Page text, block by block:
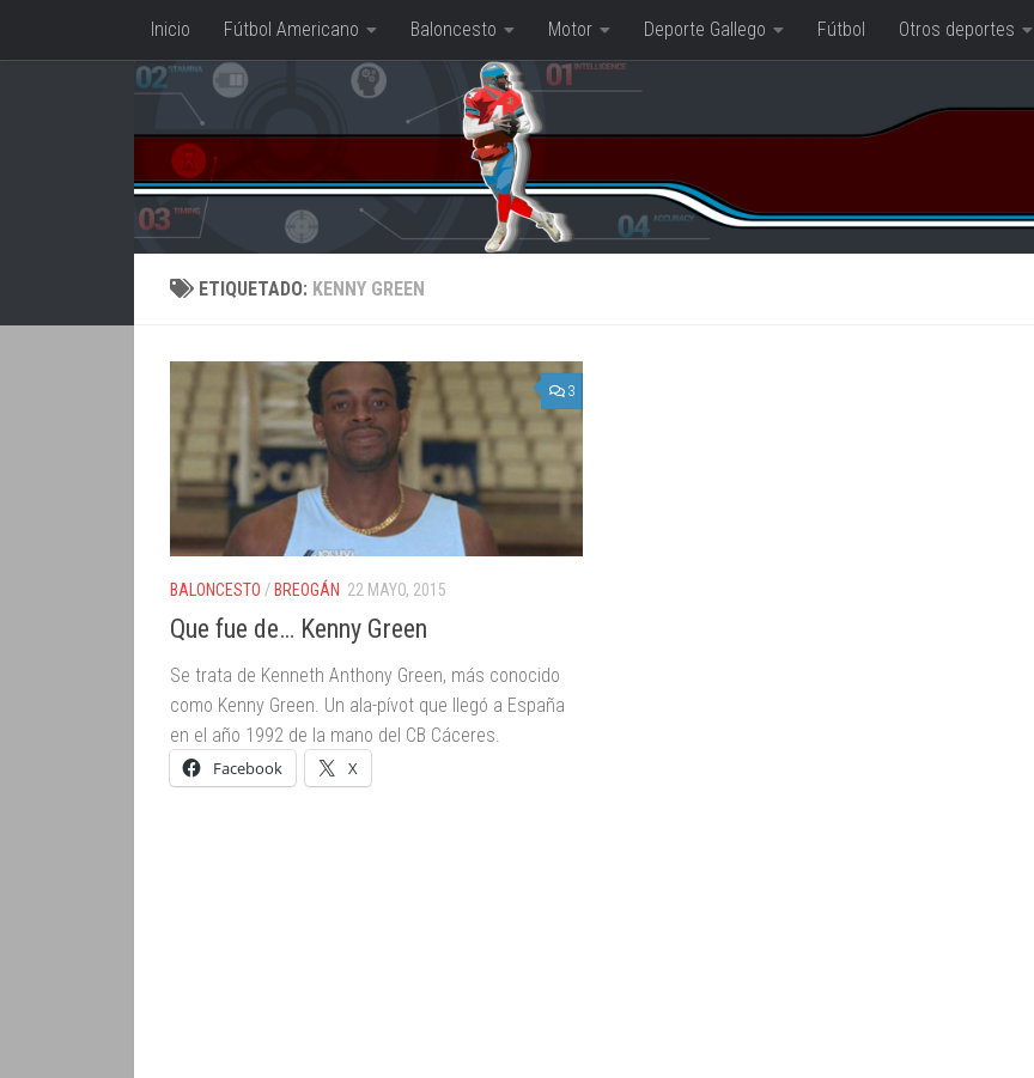
Saltar al contenido
Inicio Fútbol Americano Baloncesto Motor Deporte Gallego Fútbol Otros deportes
ETIQUETADO: KENNY GREEN
3
BALONCESTO / BREOGÁN 22 MAYO, 2015
Que fue de… Kenny Green
Se trata de Kenneth Anthony Green, más conocido
como Kenny Green. Un ala-pívot que llegó a España
en el año 1992 de la mano del CB Cáceres.
Facebook X